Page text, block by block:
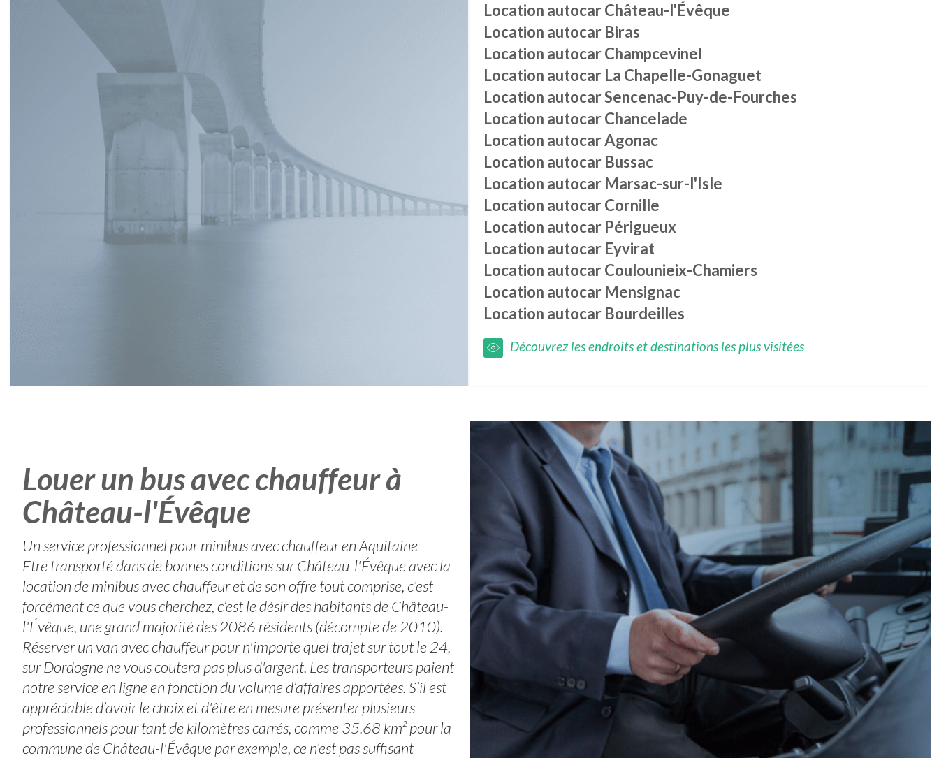
Location autocarChâteau-l'Évêque
Location autocar Biras
Location autocarChampcevinel
Location autocar La Chapelle-Gonaguet
Location autocarSencenac-Puy-de-Fourches
Location autocarChancelade
Location autocarAgonac
Location autocar Bussac
Location autocar Marsac-sur-l'Isle
Location autocarCornille
Location autocar Périgueux
Location autocar Eyvirat
Location autocarCoulounieix-Chamiers
Location autocar Mensignac
Location autocar Bourdeilles
Découvrez les endroits et destinations les plus visitées
Louer un bus avec chauffeur à
Château-l'Évêque
Un service professionnel pour minibus avec chauffeur en Aquitaine
Etre transporté dans de bonnes conditions sur Château-l'Évêque avec la
location de minibus avec chauffeur et de son offre tout comprise, c’est
forcément ce que vous cherchez, c’est le désir des habitants de Château-
l'Évêque, une grand majorité des 2086 résidents (décompte de 2010).
Réserver un van avec chauffeur pour n'importe quel trajet sur tout le 24,
sur Dordogne ne vous coutera pas plus d'argent. Les transporteurs paient
notre service en ligne en fonction du volume d’affaires apportées. S’il est
appréciable d’avoir le choix et d'être en mesure présenter plusieurs
professionnels pour tant de kilomètres carrés, comme 35.68 km² pour la
commune de Château-l'Évêque par exemple, ce n’est pas suffisant